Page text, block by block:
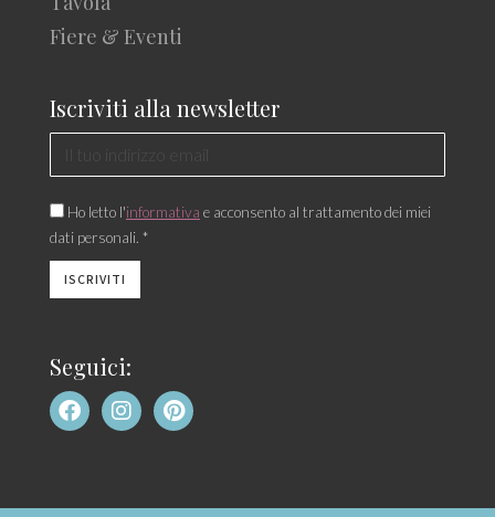
Fiere & Eventi
Iscriviti alla newsletter
Ho letto l'informativa e acconsento al trattamento dei miei
dati personali. *
Seguici: